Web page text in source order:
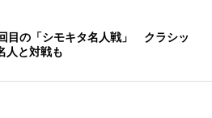
目の「シモキタ名人戦」 クラシッ
人と対戦も